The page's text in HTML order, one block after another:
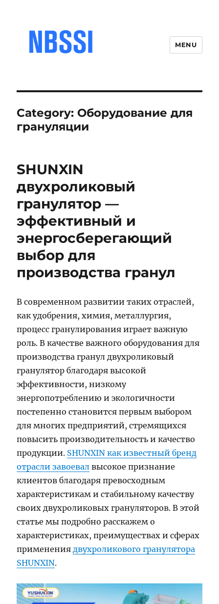
MENU
Category: Оборудование для
грануляции
SHUNXIN
двухроликовый
гранулятор —
эффективный и
энергосберегающий
выбор для
производства гранул
В современном развитии таких отраслей,
как удобрения, химия, металлургия,
процесс гранулирования играет важную
роль. В качестве важного оборудования для
производства гранул двухроликовый
гранулятор благодаря высокой
эффективности, низкому
энергопотреблению и экологичности
постепенно становится первым выбором
для многих предприятий, стремящихся
повысить производительность и качество
продукции. SHUNXIN как известный бренд
отрасли завоевал высокое признание
клиентов благодаря превосходным
характеристикам и стабильному качеству
своих двухроликовых грануляторов. В этой
статье мы подробно расскажем о
характеристиках, преимуществах и сферах
применения двухроликового гранулятора
SHUNXIN.